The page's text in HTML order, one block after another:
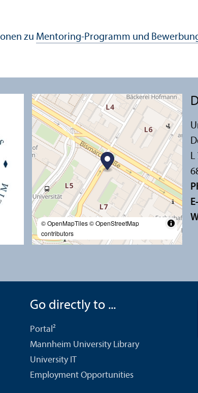
zu Mentoring-Programm und
© OpenMapTiles© OpenStreetMap
contributors
Go directly to ...
Portal²
Mannheim University Library
University IT
Employment Opportunities